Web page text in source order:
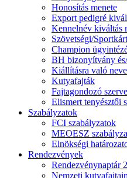
Honosítás menete
Export pedigré
Kennelnév kiváltás
Szövetségi/
Champion
BH bizonyítvány
Kiállításra való
Kutyafajták
Fajtagondozó
Elismert tenyésztői
Szabályzatok
FCI szabályzatok
MEOESZ
Elnökségi
Rendezvények
Rendezvénynaptár
Nemzeti